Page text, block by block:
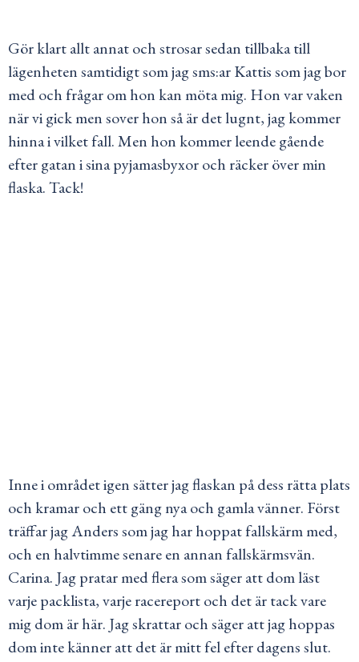
Gör klart allt annat och strosar sedan tillbaka till
lägenheten samtidigt som jag sms:ar Kattis som jag bor
med och frågar om hon kan möta mig. Hon var vaken
när vi gick men sover hon så är det lugnt, jag kommer
hinna i vilket fall. Men hon kommer leende gående
efter gatan i sina pyjamasbyxor och räcker över min
flaska. Tack!
Inne i området igen sätter jag flaskan på dess rätta plats
och kramar och ett gäng nya och gamla vänner. Först
träffar jag Anders som jag har hoppat fallskärm med,
och en halvtimme senare en annan fallskärmsvän.
Carina. Jag pratar med flera som säger att dom läst
varje packlista, varje racereport och det är tack vare
mig dom är här. Jag skrattar och säger att jag hoppas
dom inte känner att det är mitt fel efter dagens slut.